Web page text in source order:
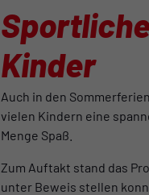
Kinder
Auch in den
vielen Kindern eine
Menge Spaß.
Zum Auftakt stand das
unter Beweis stellen